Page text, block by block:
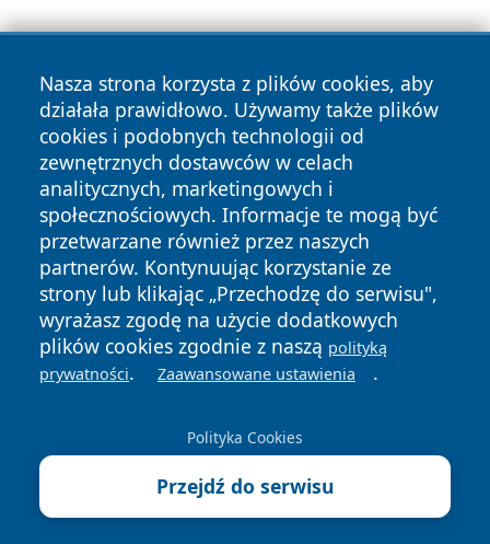
Nasza strona korzysta z plików cookies, aby
działała prawidłowo. Używamy także plików
cookies i podobnych technologii od
zewnętrznych dostawców w celach
analitycznych, marketingowych i
społecznościowych. Informacje te mogą być
przetwarzane również przez naszych
partnerów. Kontynuując korzystanie ze
strony lub klikając „Przechodzę do serwisu",
wyrażasz zgodę na użycie dodatkowych
plików cookies zgodnie z naszą polityką
prywatności. Zaawansowane ustawienia .
Polityka Cookies
Przejdź do serwisu
Copyright © 2026 wrotachorzowa.pl Wszystkie prawa
zastrzeżone.
News Autorzy
Polityka
Prywatności
Polityka
Cookies